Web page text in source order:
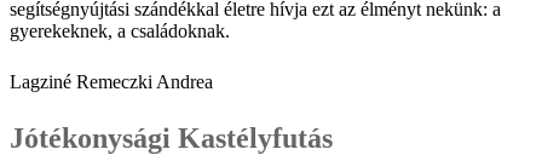
segítségnyújtási szándékkal életre hívja ezt az élményt nekünk: a
gyerekeknek, a családoknak.
Lagziné Remeczki Andrea
Jótékonysági Kastélyfutás